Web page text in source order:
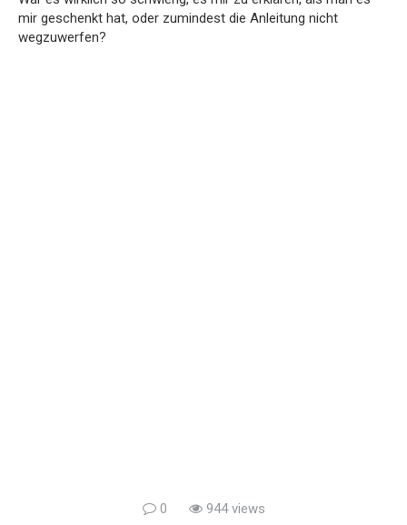
mir geschenkt hat, oder zumindest die Anleitung nicht
wegzuwerfen?
0 944 views